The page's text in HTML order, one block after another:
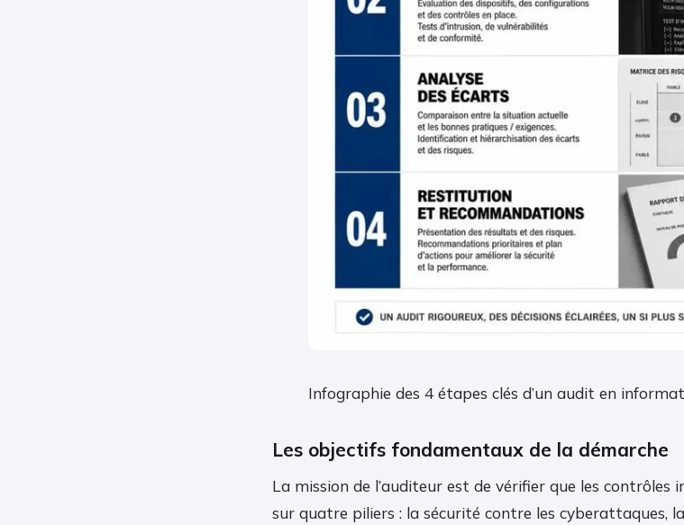
Infographie des 4 étapes clés d’un audit en
Les objectifs fondamentaux de la démarche
La mission de l’auditeur est de vérifier que les contrôles
sur quatre piliers : la sécurité contre les cyberattaques,